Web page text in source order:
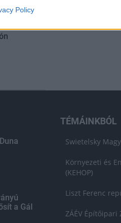
Policy
indult
a Gál
TÉMÁINKBÓL
Swietelsky
Környezeti és
(KEHOP)
Liszt Ferenc
ZÁÉV Építőipari